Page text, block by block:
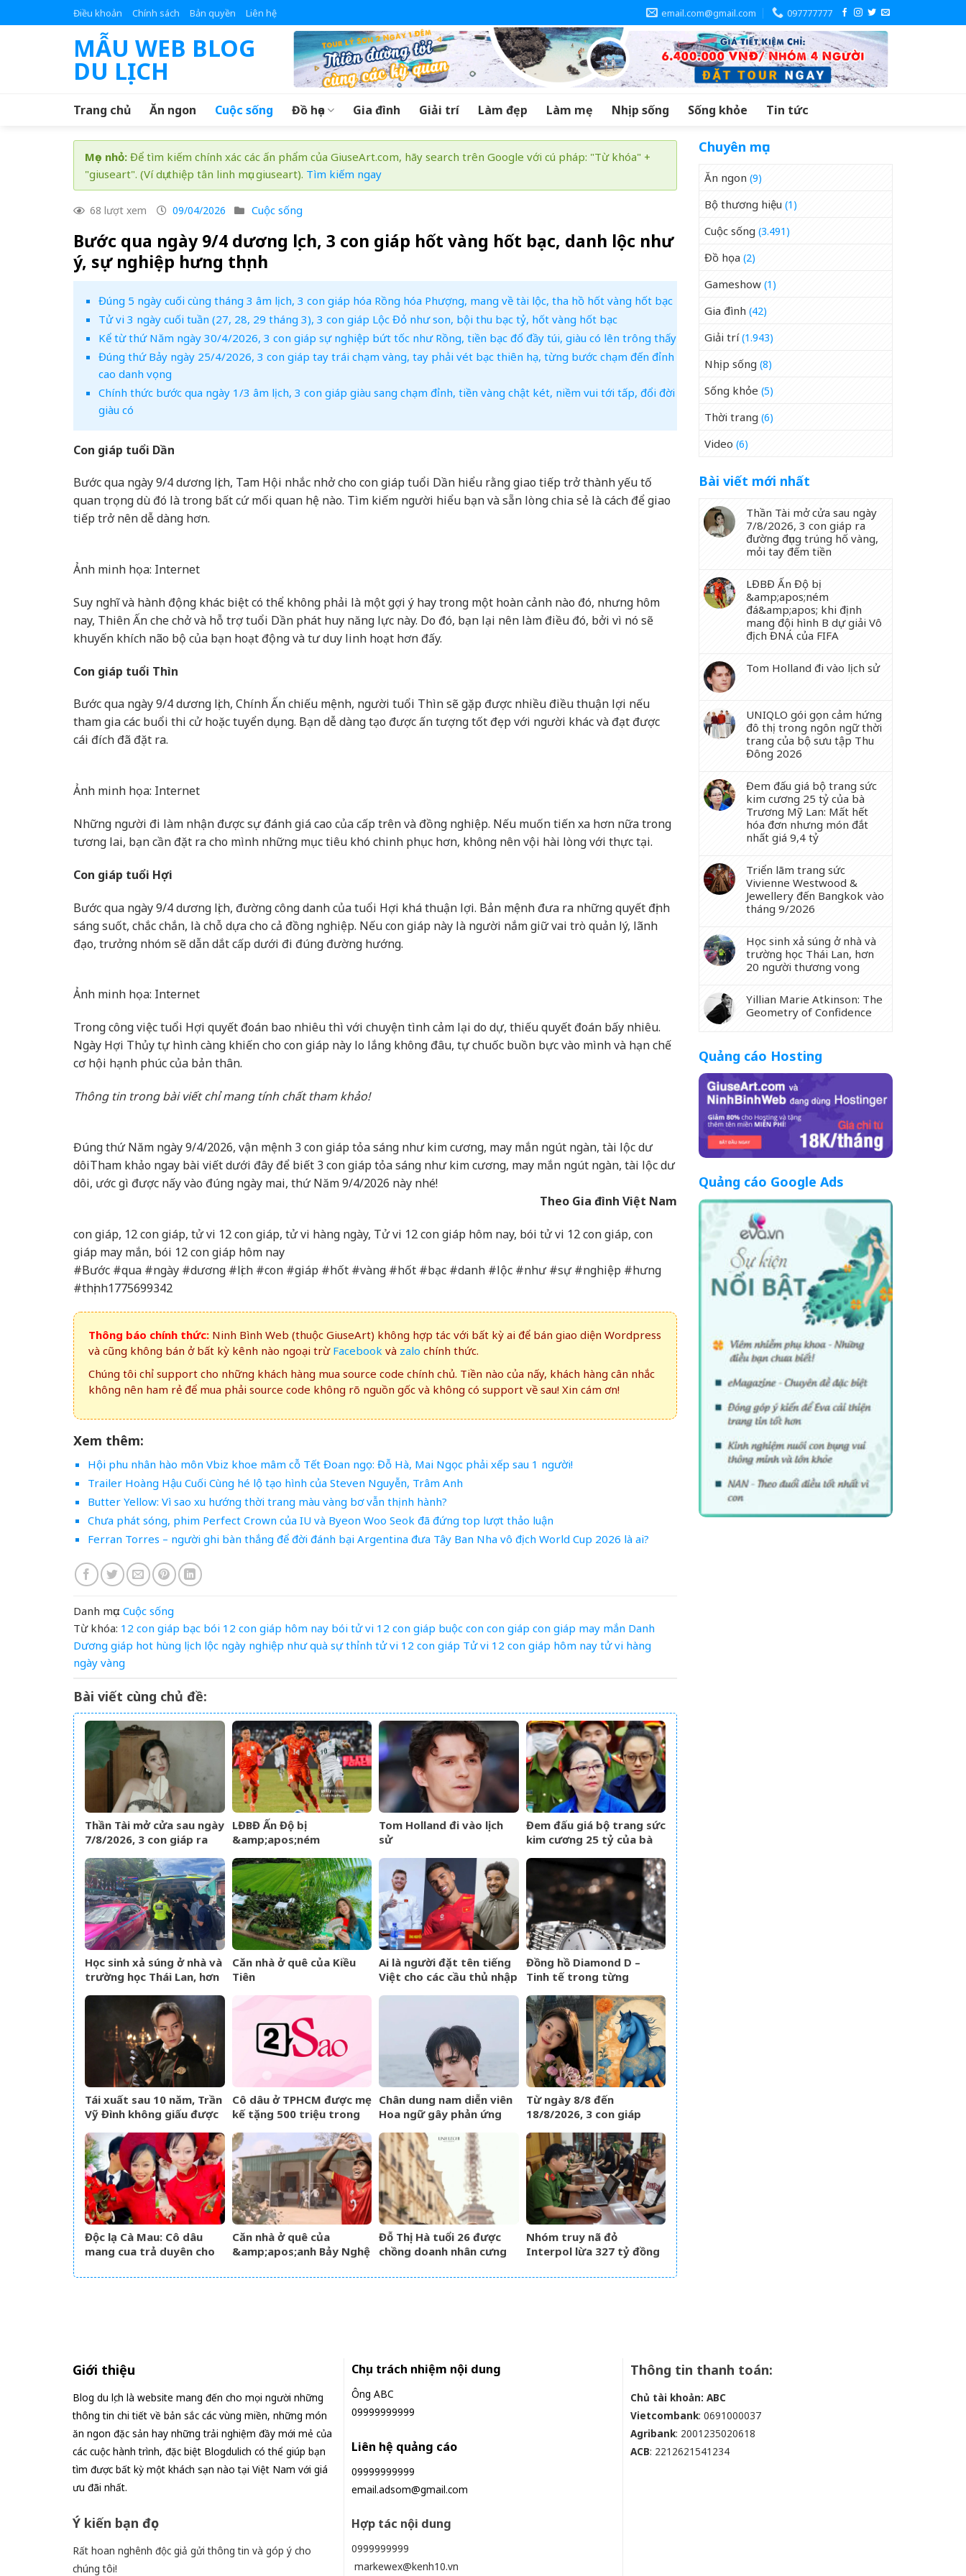
to
Điều khoản Chính sách Bản quyền Liên hệ email.com@gmail.com 097777777
MẪU WEB BLOG
DU LỊCH
Trang chủ Ăn ngon Cuộc sống Đồ họa Gia đình Giải trí Làm đẹp Làm mẹ Nhịp sống Sống khỏe Tin tức
Mẹo nhỏ: Để tìm kiếm chính xác các ấn phẩm của GiuseArt.com, hãy search trên Google với cú pháp: "Từ khóa" +
"giuseart". (Ví dụ: thiệp tân linh mục giuseart). Tìm kiếm ngay
68 lượt xem 09/04/2026 Cuộc sống
Bước qua ngày 9/4 dương lịch, 3 con giáp hốt vàng hốt bạc, danh lộc như
ý, sự nghiệp hưng thịnh
Đúng 5 ngày cuối cùng tháng 3 âm lịch, 3 con giáp hóa Rồng hóa Phượng, mang về tài lộc, tha hồ hốt vàng hốt bạc
Tử vi 3 ngày cuối tuần (27, 28, 29 tháng 3), 3 con giáp Lộc Đỏ như son, bội thu bạc tỷ, hốt vàng hốt bạc
Kể từ thứ Năm ngày 30/4/2026, 3 con giáp sự nghiệp bứt tốc như Rồng, tiền bạc đổ đầy túi, giàu có lên trông thấy
Đúng thứ Bảy ngày 25/4/2026, 3 con giáp tay trái chạm vàng, tay phải vét bạc thiên hạ, từng bước chạm đến đỉnh
cao danh vọng
Chính thức bước qua ngày 1/3 âm lịch, 3 con giáp giàu sang chạm đỉnh, tiền vàng chật két, niềm vui tới tấp, đổi đời
giàu có
Con giáp tuổi Dần
Bước qua ngày 9/4 dương lịch, Tam Hội nhắc nhở cho con giáp tuổi Dần hiểu rằng giao tiếp trở thành yếu tố
quan trọng dù đó là trong bất cứ mối quan hệ nào. Tìm kiếm người hiểu bạn và sẵn lòng chia sẻ là cách để giao
tiếp trở nên dễ dàng hơn.
Ảnh minh họa: Internet
Suy nghĩ và hành động khác biệt có thể không phải là một gợi ý hay trong một hoàn cảnh nào đó, nhưng hôm
nay, Thiên Ấn che chở và hỗ trợ tuổi Dần phát huy năng lực này. Do đó, bạn lại nên làm điều đó, bởi vì nó sẽ
khuyến khích não bộ của bạn hoạt động và tư duy linh hoạt hơn đấy.
Con giáp tuổi Thìn
Bước qua ngày 9/4 dương lịch, Chính Ấn chiếu mệnh, người tuổi Thìn sẽ gặp được nhiều điều thuận lợi nếu
tham gia các buổi thi cử hoặc tuyển dụng. Bạn dễ dàng tạo được ấn tượng tốt đẹp với người khác và đạt được
cái đích đã đặt ra.
Ảnh minh họa: Internet
Những người đi làm nhận được sự đánh giá cao của cấp trên và đồng nghiệp. Nếu muốn tiến xa hơn nữa trong
tương lai, bạn cần đặt ra cho mình những mục tiêu khó chinh phục hơn, không nên vội hài lòng với thực tại.
Con giáp tuổi Hợi
Bước qua ngày 9/4 dương lịch, đường công danh của tuổi Hợi khá thuận lợi. Bản mệnh đưa ra những quyết định
sáng suốt, chắc chắn, là chỗ dựa cho cả đồng nghiệp. Nếu con giáp này là người nắm giữ vai trò quản lý, lãnh
đạo, trưởng nhóm sẽ dẫn dắt cấp dưới đi đúng đường hướng.
Ảnh minh họa: Internet
Trong công việc tuổi Hợi quyết đoán bao nhiêu thì với chuyện tình cảm lại do dự, thiếu quyết đoán bấy nhiêu.
Ngày Hợi Thủy tự hình càng khiến cho con giáp này lo lắng không đâu, tự chuốc buồn bực vào mình và hạn chế
cơ hội hạnh phúc của bản thân.
Thông tin trong bài viết chỉ mang tính chất tham khảo!
Đúng thứ Năm ngày 9/4/2026, vận mệnh 3 con giáp tỏa sáng như kim cương, may mắn ngút ngàn, tài lộc dư
dôiTham khảo ngay bài viết dưới đây để biết 3 con giáp tỏa sáng như kim cương, may mắn ngút ngàn, tài lộc dư
dôi, ước gì được nấy vào đúng ngày mai, thứ Năm 9/4/2026 này nhé!
Theo Gia đình Việt Nam
con giáp, 12 con giáp, tử vi 12 con giáp, tử vi hàng ngày, Tử vi 12 con giáp hôm nay, bói tử vi 12 con giáp, con
giáp may mắn, bói 12 con giáp hôm nay
#Bước #qua #ngày #dương #lịch #con #giáp #hốt #vàng #hốt #bạc #danh #lộc #như #sự #nghiệp #hưng
#thịnh1775699342
Thông báo chính thức: Ninh Bình Web (thuộc GiuseArt) không hợp tác với bất kỳ ai để bán giao diện Wordpress
và cũng không bán ở bất kỳ kênh nào ngoại trừ Facebook và zalo chính thức.
Chúng tôi chỉ support cho những khách hàng mua source code chính chủ. Tiền nào của nấy, khách hàng cân nhắc
không nên ham rẻ để mua phải source code không rõ nguồn gốc và không có support về sau! Xin cám ơn!
Xem thêm:
Hội phu nhân hào môn Vbiz khoe mâm cỗ Tết Đoan ngọ: Đỗ Hà, Mai Ngọc phải xếp sau 1 người!
Trailer Hoàng Hậu Cuối Cùng hé lộ tạo hình của Steven Nguyễn, Trâm Anh
Butter Yellow: Vì sao xu hướng thời trang màu vàng bơ vẫn thịnh hành?
Chưa phát sóng, phim Perfect Crown của IU và Byeon Woo Seok đã đứng top lượt thảo luận
Ferran Torres – người ghi bàn thắng để đời đánh bại Argentina đưa Tây Ban Nha vô địch World Cup 2026 là ai?
Danh mục: Cuộc sống
Từ khóa: 12 con giáp bạc bói 12 con giáp hôm nay bói tử vi 12 con giáp buộc con con giáp con giáp may mắn Danh
Dương giáp hot hùng lịch lộc ngày nghiệp như quà sự thỉnh tử vi 12 con giáp Tử vi 12 con giáp hôm nay tử vi hàng
ngày vàng
Bài viết cùng chủ đề:
Thần Tài mở cửa sau ngày
7/8/2026, 3 con giáp ra
vàng, mỏi tay đếm tiền
LĐBĐ Ấn Độ bị
&amp;apos;ném
mang đội hình B dự giải
Vô địch ĐNÁ của FIFA
Tom Holland đi vào lịch
sử
Đem đấu giá bộ trang sức
kim cương 25 tỷ của bà
hóa đơn nhưng món đắt
nhất giá 9,4 tỷ
Học sinh xả súng ở nhà và
trường học Thái Lan, hơn
Căn nhà ở quê của Kiều
Tiên
Ai là người đặt tên tiếng
Việt cho các cầu thủ nhập
Đồng hồ Diamond D –
Tinh tế trong từng
Tái xuất sau 10 năm, Trần
Vỹ Đình không giấu được
Cô dâu ở TPHCM được mẹ
kế tặng 500 triệu trong
‘gây sốt’
Chân dung nam diễn viên
Hoa ngữ gây phản ứng
Từ ngày 8/8 đến
18/8/2026, 3 con giáp
HIẾM CÓ, tiền bạc tự
động kéo về
Độc lạ Cà Mau: Cô dâu
mang cua trả duyên cho
Căn nhà ở quê của
&amp;apos;anh Bảy Nghệ
đình đám MXH
Đỗ Thị Hà tuổi 26 được
chồng doanh nhân cưng
rạng rỡ
Nhóm truy nã đỏ
Interpol lừa 327 tỷ đồng
Ninh
Chuyên mục
Ăn ngon (9)
Bộ thương hiệu (1)
Cuộc sống (3.491)
Đồ họa (2)
Gameshow (1)
Gia đình (42)
Giải trí(1.943)
Nhịp sống (8)
Sống khỏe (5)
Thời trang (6)
Video (6)
Bài viết mới nhất
Thần Tài mở cửa sau ngày
7/8/2026, 3 con giáp ra
đường đụng trúng hố vàng,
mỏi tay đếm tiền
LĐBĐ Ấn Độ bị
&amp;apos;ném
đá&amp;apos; khi định
mang đội hình B dự giải Vô
địch ĐNÁ của FIFA
Tom Holland đi vào lịch sử
UNIQLO gói gọn cảm hứng
đô thị trong ngôn ngữ thời
trang của bộ sưu tập Thu
Đông 2026
Đem đấu giá bộ trang sức
kim cương 25 tỷ của bà
Trương Mỹ Lan: Mất hết
hóa đơn nhưng món đắt
nhất giá 9,4 tỷ
Triển lãm trang sức
Vivienne Westwood &
Jewellery đến Bangkok vào
tháng 9/2026
Học sinh xả súng ở nhà và
trường học Thái Lan, hơn
20 người thương vong
Yillian Marie Atkinson: The
Geometry of Confidence
Quảng cáo Hosting
Quảng cáo Google Ads
Giới thiệu
Blog du lịch là website mang đến cho mọi người những
thông tin chi tiết về bản sắc các vùng miền, những món
ăn ngon đặc sản hay những trải nghiệm đầy mới mẻ của
các cuộc hành trình, đặc biệt Blogdulich có thể giúp bạn
tìm được bất kỳ một khách sạn nào tại Việt Nam với giá
ưu đãi nhất.
Ý kiến bạn đọc
Rất hoan nghênh độc giả gửi thông tin và góp ý cho
chúng tôi!
Chịu trách nhiệm nội dung
Ông ABC
09999999999
Liên hệ quảng cáo
09999999999
email.adsom@gmail.com
Hợp tác nội dung
0999999999
markewex@kenh10.vn
Thông tin thanh toán:
Chủ tài khoản: ABC
Vietcombank: 0691000037
Agribank: 2001235020618
ACB: 2212621541234